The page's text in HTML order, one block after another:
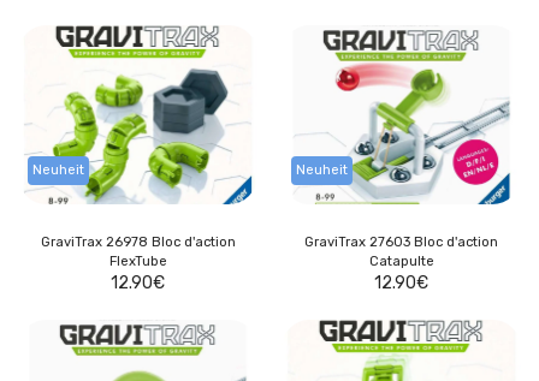
Neuheit
GraviTrax 26978 Bloc d'action
FlexTube
12.90€
Neuheit
GraviTrax 27603 Bloc d'action
Catapulte
12.90€